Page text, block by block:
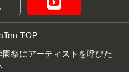
TOP
園祭にアーティストを呼びた